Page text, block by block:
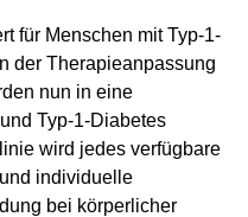
für Menschen mit Typ-1-
der Therapieanpassung
nun in eine
Typ-1-Diabetes
wird jedes verfügbare
individuelle
bei körperlicher